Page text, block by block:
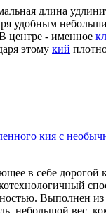
длина
удобным
центре - именное
этому кий
кия с
в себе дорогой
Выполнен
небольшой вес,